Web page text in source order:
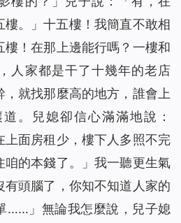
。」十五樓！我簡直不敢相
！在那上邊能行嗎？一樓和
人家都是干了十幾年的老店
就找那麼高的地方，誰會上
。兒媳卻信心滿滿地說：
上面房租少，樓下人多照不完
咱的本錢了。」我一聽更生氣
有頭腦了，你知不知道人家的
……」無論我怎麼說，兒子媳